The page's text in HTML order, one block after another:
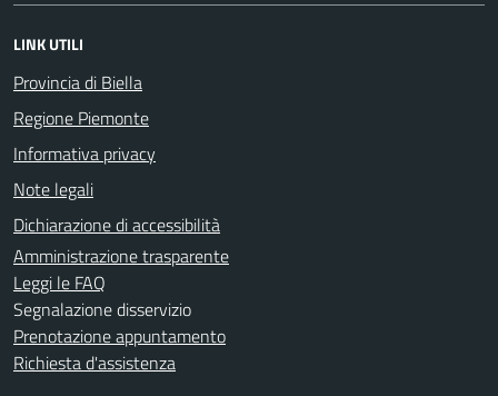
LINK UTILI
Provincia di Biella
Regione Piemonte
Informativa privacy
Note legali
Dichiarazione di accessibilità
Amministrazione trasparente
Leggi le FAQ
Segnalazione disservizio
Prenotazione appuntamento
Richiesta d'assistenza